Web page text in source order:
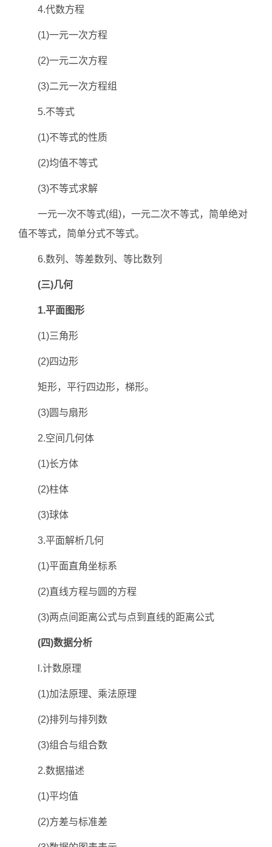
4.代数方程
(1)一元一次方程
(2)一元二次方程
(3)二元一次方程组
5.不等式
(1)不等式的性质
(2)均值不等式
(3)不等式求解
一元一次不等式(组)，一元二次不等式，简单绝对
值不等式，简单分式不等式。
6.数列、等差数列、等比数列
(三)几何
1.平面图形
(1)三角形
(2)四边形
矩形，平行四边形，梯形。
(3)圆与扇形
2.空间几何体
(1)长方体
(2)柱体
(3)球体
3.平面解析几何
(1)平面直角坐标系
(2)直线方程与圆的方程
(3)两点间距离公式与点到直线的距离公式
(四)数据分析
l.计数原理
(1)加法原理、乘法原理
(2)排列与排列数
(3)组合与组合数
2.数据描述
(1)平均值
(2)方差与标准差